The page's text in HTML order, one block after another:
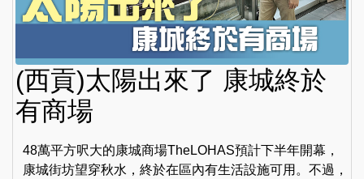
(西貢)太陽出來了 康城終於
有商場
48萬平方呎大的康城商場TheLOHAS預計下半年開幕，
康城街坊望穿秋水，終於在區內有生活設施可用。不過，